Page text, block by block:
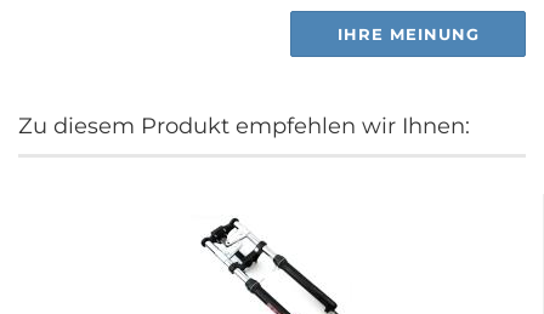
IHRE MEINUNG
Zu diesem Produkt empfehlen wir Ihnen: